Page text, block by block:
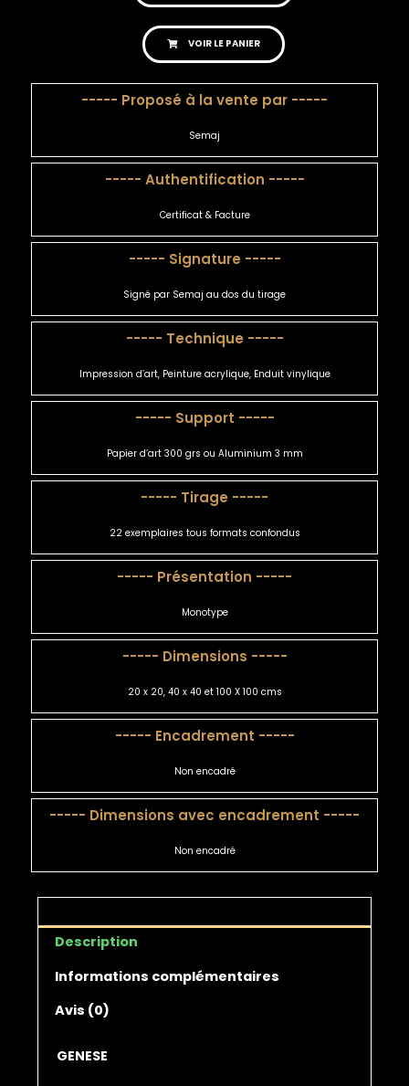
VOIR LE PANIER
----- Proposé à la vente par -----
Semaj
----- Authentification -----
Certificat & Facture
----- Signature -----
Signé par Semaj au dos du tirage
----- Technique -----
Impression d’art, Peinture acrylique, Enduit vinylique
----- Support -----
Papier d’art 300 grs ou Aluminium 3 mm
----- Tirage -----
22 exemplaires tous formats confondus
----- Présentation -----
Monotype
----- Dimensions -----
20 x 20, 40 x 40 et 100 X 100 cms
----- Encadrement -----
Non encadré
----- Dimensions avec encadrement -----
Non encadré
Description
Informations complémentaires
Avis (0)
GENESE